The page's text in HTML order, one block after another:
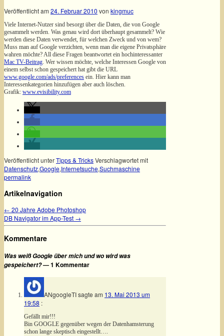
Veröffentlicht am 24. Februar 2010 von kingmuc
Viele Internet-Nutzer sind besorgt über die Daten, die von Google
gesammelt werden. Was genau wird dort überhaupt gesammelt? Wie
werden diese Daten verwendet, für welchen Zweck und von wem?
Muss man auf Google verzichten, wenn man die eigene Privatsphäre
wahren möchte? All diese Fragen beantwortet ein hochinteressanter
Mac TV-Beitrag. Wer wissen möchte, welche Interessen Google von
einem selbst schon gespeichert hat gibt die URL
www.google.com/ads/preferences ein. Hier kann man
Interessenkategorien hinzufügen aber auch löschen.
Grafik: www.evisibility.com
Veröffentlicht unterTipps & TricksVerschlagwortet mit
Datenschutz,Google,Internetsuche,Suchmaschine
permalink
Artikelnavigation
← 20 Jahre Adobe Photoshop
DB Navigator im App-Test →
Kommentare
Was weiß Google über mich und wo wird was
gespeichert?— 1 Kommentar
ANgoogleTIsagte am 13. Mai 2013 um
19:58 :
Gefällt mir!!!
Bin GOOGLE gegenüber wegen der Datenhamsterung
schon lange skeptisch eingestellt….